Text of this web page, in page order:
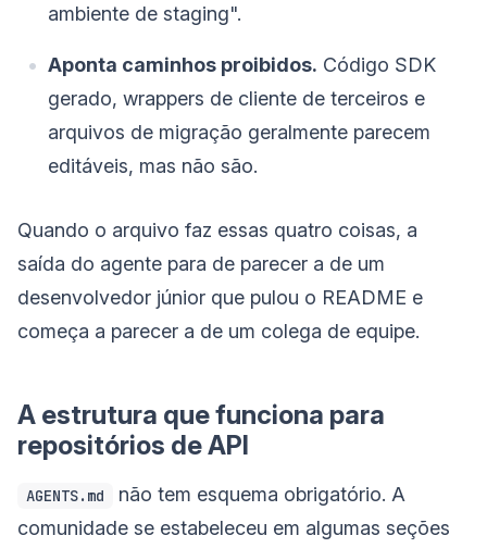
ambiente de staging".
Aponta caminhos proibidos. Código SDK
gerado, wrappers de cliente de terceiros e
arquivos de migração geralmente parecem
editáveis, mas não são.
Quando o arquivo faz essas quatro coisas, a
saída do agente para de parecer a de um
desenvolvedor júnior que pulou o README e
começa a parecer a de um colega de equipe.
A estrutura que funciona para
repositórios de API
AGENTS.md
não tem esquema obrigatório. A
comunidade se estabeleceu em algumas seções